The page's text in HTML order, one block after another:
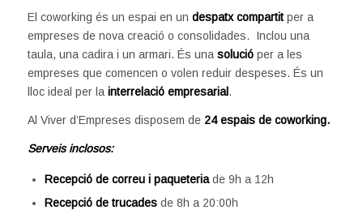
El coworking és un espai en un despatx compartit per a
empreses de nova creació o consolidades. Inclou una
taula, una cadira i un armari. És una solucióper a les
empreses que comencen o volen reduir despeses. És un
lloc ideal per la interrelació empresarial.
Al Viver d’Empreses disposem de 24 espais de coworking.
Serveis inclosos:
Recepció de correu i paqueteriade 9h a 12h
Recepció de trucades de 8h a 20:00h